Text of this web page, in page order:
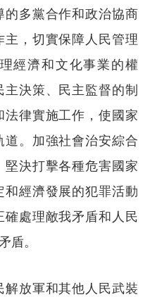
多黨合作和政治協商
，切實保障人民管理
經濟和文化事業的權
決策、民主監督的制
律實施工作，使國家
。加強社會治安綜合
決打擊各種危害國家
經濟發展的犯罪活動
處理敵我矛盾和人民
盾。
放軍和其他人民武裝